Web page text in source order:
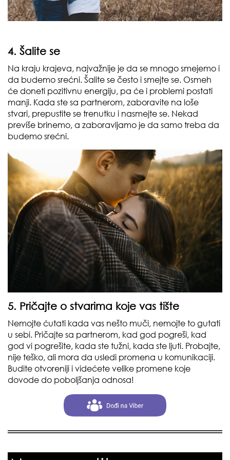
4. Šalite se
Na kraju krajeva, najvažnije je da se mnogo smejemo i
da budemo srećni. Šalite se često i smejte se. Osmeh
će doneti pozitivnu energiju, pa će i problemi postati
manji. Kada ste sa partnerom, zaboravite na loše
stvari, prepustite se trenutku i nasmejte se. Nekad
previše brinemo, a zaboravljamo je da samo treba da
budemo srećni.
5. Pričajte o stvarima koje vas tište
Nemojte ćutati kada vas nešto muči, nemojte to gutati
u sebi. Pričajte sa partnerom, kad god pogreši, kad
god vi pogrešite, kada ste tužni, kada ste ljuti. Probajte,
nije teško, ali mora da usledi promena u komunikaciji.
Budite otvoreniji i videćete velike promene koje
dovode do poboljšanja odnosa!